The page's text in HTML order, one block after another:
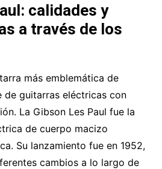
calidades y
a través de los
más emblemática de
de guitarras eléctricas con
La Gibson Les Paul fue la
de cuerpo macizo
Su lanzamiento fue en 1952,
cambios a lo largo de